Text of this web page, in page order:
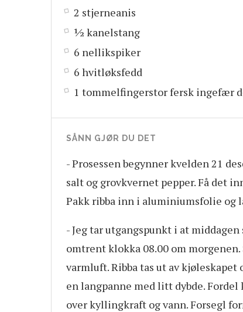
2 stjerneanis
½ kanelstang
6 nellikspiker
6 hvitløksfedd
1 tommelfingerstor fersk ingefær
SÅNN GJØR DU DET
- Prosessen begynner kvelden 21
salt og grovkvernet pepper. Få det
Pakk ribba inn i aluminiumsfolie og
- Jeg tar utgangspunkt i at
omtrent klokka 08.00 om
varmluft. Ribba tas ut av
en langpanne med litt dybde.
over kyllingkraft og vann. Forsegl